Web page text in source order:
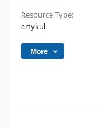
Resource Type:
artykuł
More